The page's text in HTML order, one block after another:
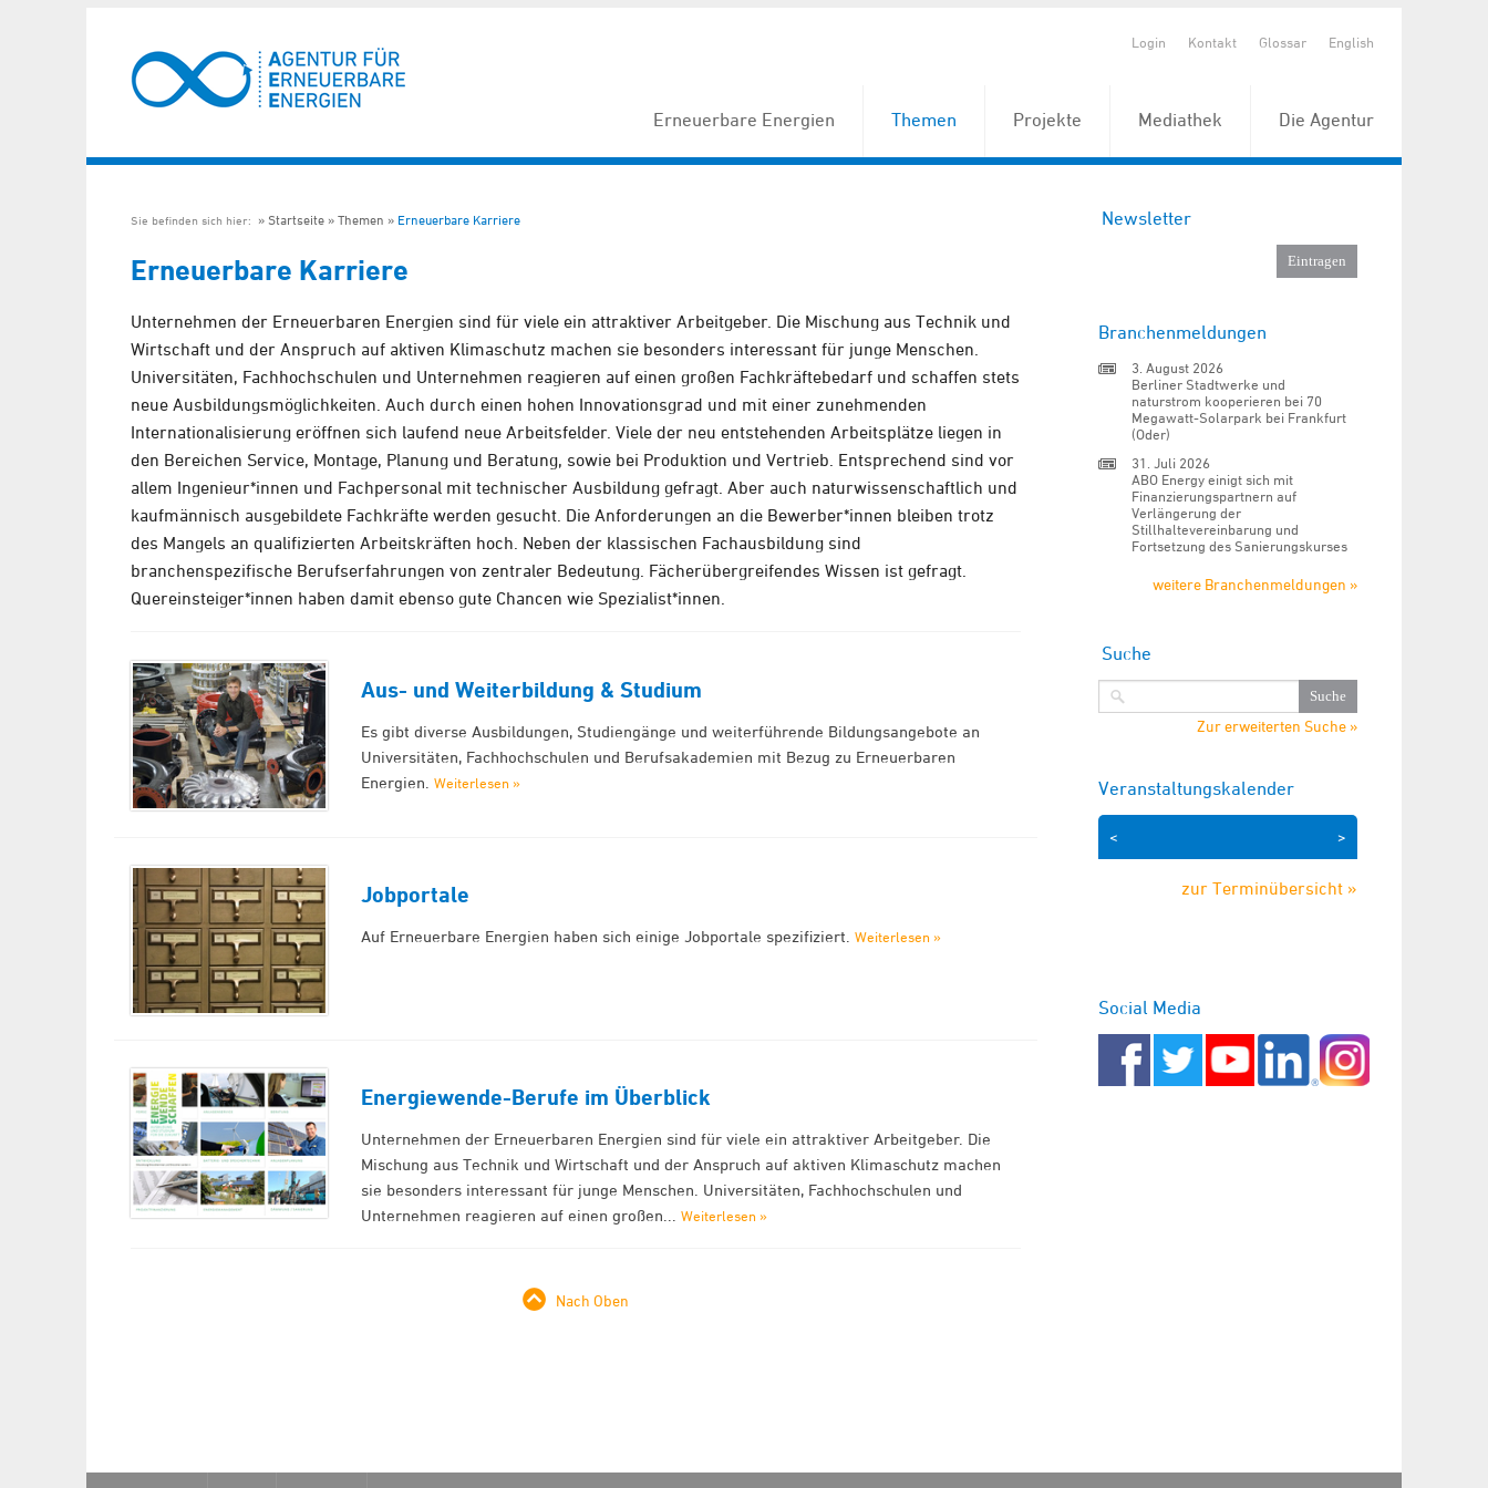
Login Kontakt Glossar English
Erneuerbare Energien Themen Projekte Mediathek Die Agentur
Sie befinden sich hier: Startseite Themen Erneuerbare Karriere
Erneuerbare Karriere
Unternehmen der Erneuerbaren Energien sind für viele ein attraktiver Arbeitgeber. Die Mischung aus Technik und
Wirtschaft und der Anspruch auf aktiven Klimaschutz machen sie besonders interessant für junge Menschen.
Universitäten, Fachhochschulen und Unternehmen reagieren auf einen großen Fachkräftebedarf und schaffen stets
neue Ausbildungsmöglichkeiten. Auch durch einen hohen Innovationsgrad und mit einer zunehmenden
Internationalisierung eröffnen sich laufend neue Arbeitsfelder. Viele der neu entstehenden Arbeitsplätze liegen in
den Bereichen Service, Montage, Planung und Beratung, sowie bei Produktion und Vertrieb. Entsprechend sind vor
allem Ingenieur*innen und Fachpersonal mit technischer Ausbildung gefragt. Aber auch naturwissenschaftlich und
kaufmännisch ausgebildete Fachkräfte werden gesucht. Die Anforderungen an die Bewerber*innen bleiben trotz
des Mangels an qualifizierten Arbeitskräften hoch. Neben der klassischen Fachausbildung sind
branchenspezifische Berufserfahrungen von zentraler Bedeutung. Fächerübergreifendes Wissen ist gefragt.
Quereinsteiger*innen haben damit ebenso gute Chancen wie Spezialist*innen.
Aus- und Weiterbildung & Studium
Es gibt diverse Ausbildungen, Studiengänge und weiterführende Bildungsangebote an
Universitäten, Fachhochschulen und Berufsakademien mit Bezug zu Erneuerbaren
Energien.Weiterlesen »
Jobportale
Auf Erneuerbare Energien haben sich einige Jobportale spezifiziert.Weiterlesen »
Energiewende-Berufe im Überblick
Unternehmen der Erneuerbaren Energien sind für viele ein attraktiver Arbeitgeber. Die
Mischung aus Technik und Wirtschaft und der Anspruch auf aktiven Klimaschutz machen
sie besonders interessant für junge Menschen. Universitäten, Fachhochschulen und
Unternehmen reagieren auf einen großen...Weiterlesen »
Nach Oben
Newsletter
Branchenmeldungen
3. August 2026
Berliner Stadtwerke und
naturstrom kooperieren bei 70
Megawatt-Solarpark bei Frankfurt
(Oder)
31. Juli 2026
ABO Energy einigt sich mit
Finanzierungspartnern auf
Verlängerung der
Stillhaltevereinbarung und
Fortsetzung des Sanierungskurses
weitere Branchenmeldungen »
Suche
Zur erweiterten Suche »
Veranstaltungskalender
>
<
zur Terminübersicht »
Social Media